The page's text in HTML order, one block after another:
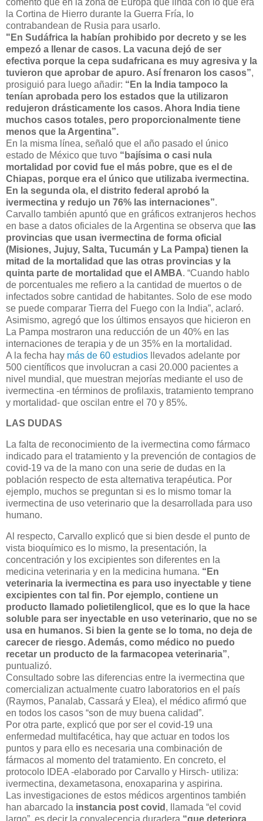
la Cortina de Hierro durante la Guerra Fría, lo
contrabandean de Rusia para usarlo.
"En Sudáfrica la habían prohibido por decreto y se les
empezó a llenar de casos. La vacuna dejó de ser
efectiva porque la cepa sudafricana es muy agresiva y la
tuvieron que aprobar de apuro. Así frenaron los casos”,
prosiguió para luego añadir: “En la India tampoco la
tenían aprobada pero los estados que la utilizaron
redujeron drásticamente los casos. Ahora India tiene
muchos casos totales, pero proporcionalmente tiene
menos que la Argentina”.
En la misma línea, señaló que el año pasado el único
estado de México que tuvo “bajísima o casi nula
mortalidad por covid fue el más pobre, que es el de
Chiapas, porque era el único que utilizaba ivermectina.
En la segunda ola, el distrito federal aprobó la
ivermectina y redujo un 76% las internaciones”.
Carvallo también apuntó que en gráficos extranjeros hechos
en base a datos oficiales de la Argentina se observa que las
provincias que usan ivermectina de forma oficial
(Misiones, Jujuy, Salta, Tucumán y La Pampa) tienen la
mitad de la mortalidad que las otras provincias y la
quinta parte de mortalidad que el AMBA. “Cuando hablo
de porcentuales me refiero a la cantidad de muertos o de
infectados sobre cantidad de habitantes. Solo de ese modo
se puede comparar Tierra del Fuego con la India”, aclaró.
Asimismo, agregó que los últimos ensayos que hicieron en
La Pampa mostraron una reducción de un 40% en las
internaciones de terapia y de un 35% en la mortalidad.
A la fecha hay más de 60 estudios llevados adelante por
500 científicos que involucran a casi 20.000 pacientes a
nivel mundial, que muestran mejorías mediante el uso de
ivermectina -en términos de profilaxis, tratamiento temprano
y mortalidad- que oscilan entre el 70 y 85%.
LAS DUDAS
La falta de reconocimiento de la ivermectina como fármaco
indicado para el tratamiento y la prevención de contagios de
covid-19 va de la mano con una serie de dudas en la
población respecto de esta alternativa terapéutica. Por
ejemplo, muchos se preguntan si es lo mismo tomar la
ivermectina de uso veterinario que la desarrollada para uso
humano.
Al respecto, Carvallo explicó que si bien desde el punto de
vista bioquímico es lo mismo, la presentación, la
concentración y los excipientes son diferentes en la
medicina veterinaria y en la medicina humana. “En
veterinaria la ivermectina es para uso inyectable y tiene
excipientes con tal fin. Por ejemplo, contiene un
producto llamado polietilenglicol, que es lo que la hace
soluble para ser inyectable en uso veterinario, que no se
usa en humanos. Si bien la gente se lo toma, no deja de
carecer de riesgo. Además, como médico no puedo
recetar un producto de la farmacopea veterinaria”,
puntualizó.
Consultado sobre las diferencias entre la ivermectina que
comercializan actualmente cuatro laboratorios en el país
(Raymos, Panalab, Cassará y Elea), el médico afirmó que
en todos los casos “son de muy buena calidad”.
Por otra parte, explicó que por ser el covid-19 una
enfermedad multifacética, hay que actuar en todos los
puntos y para ello es necesaria una combinación de
fármacos al momento del tratamiento. En concreto, el
protocolo IDEA -elaborado por Carvallo y Hirsch- utiliza:
ivermectina, dexametasona, enoxaparina y aspirina.
Las investigaciones de estos médicos argentinos también
han abarcado la instancia post covid , llamada “el covid
largo”, es decir la convalecencia duradera “que deteriora